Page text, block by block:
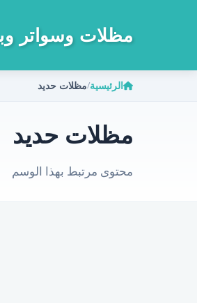
مظلات وسواتر
الرئيسية/مظلات حديد
مظلات حديد
محتوى مرتبط بهذا الوسم